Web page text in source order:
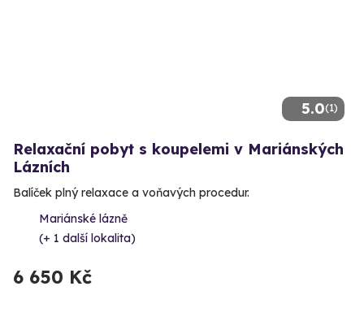
5.0(1)
Relaxační pobyt s koupelemi v Mariánských
Lázních
Balíček plný relaxace a voňavých procedur.
Mariánské lázně
(+ 1 další lokalita)
6 650 Kč